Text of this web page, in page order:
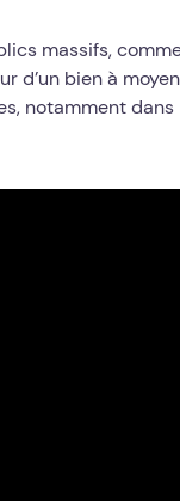
massifs,
d’un bien à
notamment dans